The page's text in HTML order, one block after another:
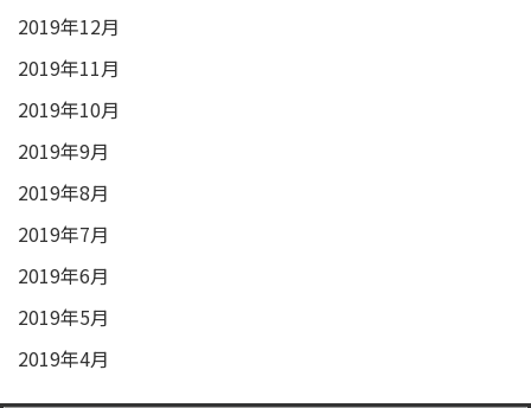
2019年12月
2019年11月
2019年10月
2019年9月
2019年8月
2019年7月
2019年6月
2019年5月
2019年4月